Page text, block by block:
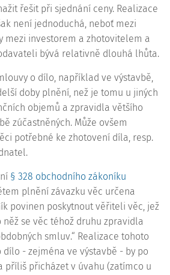
řešit při sjednání ceny. Realizace
není jednoduchá, neboť mezi
mezi investorem a zhotovitelem a
bývá relativně dlouhá lhůta.
o dílo, například ve výstavbě,
doby plnění, než je tomu u jiných
objemů a zpravidla většího
zúčastněných. Může ovšem
potřebné ke zhotovení díla, resp.
§ 328 obchodního zákoníku
plnění závazku věc určena
povinen poskytnout věřiteli věc, jež
něž se věc téhož druhu zpravidla
smluv.“ Realizace tohoto
- zejména ve výstavbě - by po
příliš přicházet v úvahu (zatímco u